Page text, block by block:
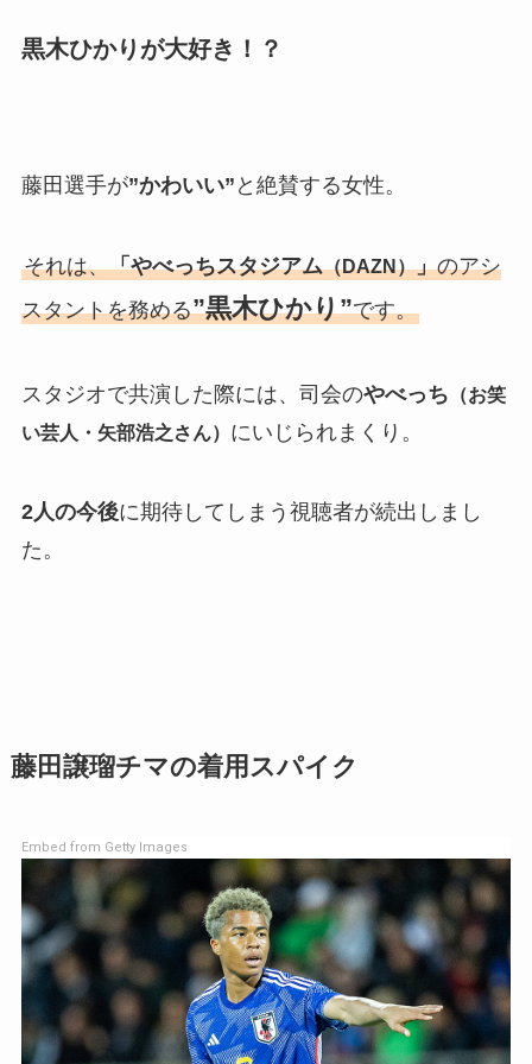
黒木ひかりが大好き！？
藤田選手が”かわいい” と絶賛する女性。
それは、「やべっちスタジアム（DAZN）」のアシ
スタントを務める”黒木ひかり”です。
スタジオで共演した際には、司会のやべっち （お笑
い芸人・矢部浩之さん） にいじられまくり。
2人の今後に期待してしまう視聴者が続出しまし
た。
藤田譲瑠チマの着用スパイク
Embed from Getty Images